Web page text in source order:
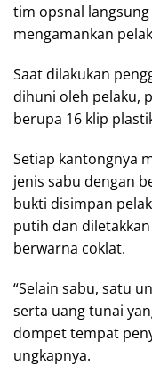
tim opsnal
mengamankan
Saat dilakukan
dihuni oleh pelaku,
berupa 16 klip
Setiap kantongnya
jenis sabu dengan
bukti disimpan
putih dan
berwarna coklat.
“Selain sabu, satu
serta uang tunai
dompet tempat
ungkapnya.